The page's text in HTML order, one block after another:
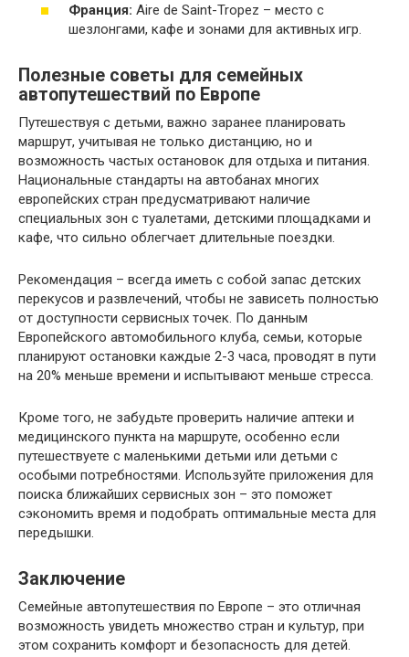
Франция: Aire de Saint-Tropez – место с
шезлонгами, кафе и зонами для активных игр.
Полезные советы для семейных
автопутешествий по Европе
Путешествуя с детьми, важно заранее планировать
маршрут, учитывая не только дистанцию, но и
возможность частых остановок для отдыха и питания.
Национальные стандарты на автобанах многих
европейских стран предусматривают наличие
специальных зон с туалетами, детскими площадками и
кафе, что сильно облегчает длительные поездки.
Рекомендация – всегда иметь с собой запас детских
перекусов и развлечений, чтобы не зависеть полностью
от доступности сервисных точек. По данным
Европейского автомобильного клуба, семьи, которые
планируют остановки каждые 2-3 часа, проводят в пути
на 20% меньше времени и испытывают меньше стресса.
Кроме того, не забудьте проверить наличие аптеки и
медицинского пункта на маршруте, особенно если
путешествуете с маленькими детьми или детьми с
особыми потребностями. Используйте приложения для
поиска ближайших сервисных зон – это поможет
сэкономить время и подобрать оптимальные места для
передышки.
Заключение
Семейные автопутешествия по Европе – это отличная
возможность увидеть множество стран и культур, при
этом сохранить комфорт и безопасность для детей.